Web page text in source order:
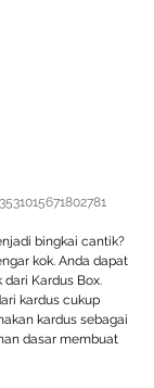
bingkai cantik?
kok. Anda dapat
Kardus Box.
kardus cukup
kardus sebagai
dasar membuat